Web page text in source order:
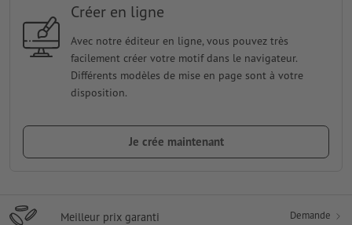
Créer en ligne
Avec notre éditeur en ligne, vous pouvez très
facilement créer votre motif dans le navigateur.
Différents modèles de mise en page sont à votre
disposition.
Je crée maintenant
Meilleur prix garanti Demande